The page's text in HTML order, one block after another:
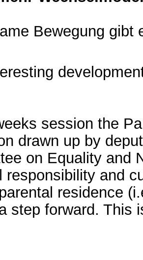
Bewegung gibt
session the
drawn up by
on Equality and
responsibility and
residence
step forward. This